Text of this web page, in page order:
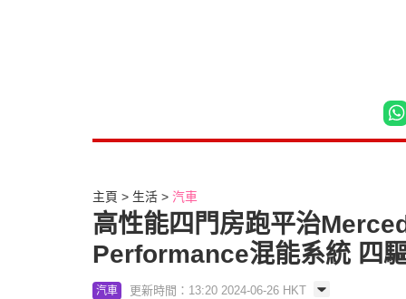
主頁 生活 汽車
高性能四門房跑平治
Performance混能系統 四
汽車 更新時間：13:20 2024-06-26 HKT